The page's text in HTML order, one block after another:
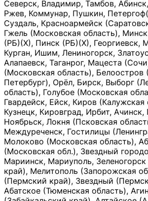
Северск, Владимир, Тамбов,
Ржев, Коммунар, Пушкин,
Суздаль, Красноармейск
Гжель (Московская область),
(РБ)(Х), Пинск (РБ)(Х), Георгиевск,
Курган, Ишим, Лениногорск,
Алапаевск, Таганрог, Мацеста
(Московская область), Белоостров
Петербург), Орёл, Бирск, Выборг
область), Голубое (Московская
Гвардейск, Ейск, Киров (Калужская
Кузнецк, Кировград, Ирбит, Ачинск,
Ноябрьск, Локня (Псковская
Междуреченск, Гостилицы
Молоково (Московская область),
(Московская обл.), Звездный
Мариинск, Мариуполь,
край), Мелитополь (Запорожская
(Пермский край), Звездный
Абатское (Тюменская область),